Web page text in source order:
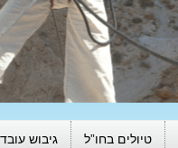
טיולים בחו”ל גיבוש